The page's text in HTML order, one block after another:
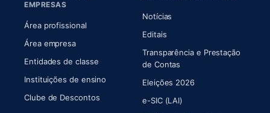
EMPRESAS
Área profissional
Área empresa
Entidades de classe
Instituições de ensino
Clube de Descontos
Notícias
Editais
Transparência e Prestação
de Contas
Eleições 2026
e-SIC (LAI)